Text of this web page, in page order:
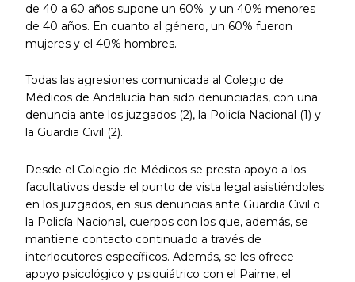
de 40 a 60 años supone un 60% y un 40% menores
de 40 años. En cuanto al género, un 60% fueron
mujeres y el 40% hombres.
Todas las agresiones comunicada al Colegio de
Médicos de Andalucía han sido denunciadas, con una
denuncia ante los juzgados (2), la Policía Nacional (1) y
la Guardia Civil (2).
Desde el Colegio de Médicos se presta apoyo a los
facultativos desde el punto de vista legal asistiéndoles
en los juzgados, en sus denuncias ante Guardia Civil o
la Policía Nacional, cuerpos con los que, además, se
mantiene contacto continuado a través de
interlocutores específicos. Además, se les ofrece
apoyo psicológico y psiquiátrico con el Paime, el